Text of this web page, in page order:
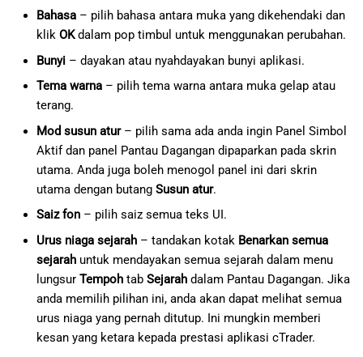
Bahasa– pilih bahasa antara muka yang dikehendaki dan
klik OKdalam pop timbul untuk menggunakan perubahan.
Bunyi– dayakan atau nyahdayakan bunyi aplikasi.
Tema warna– pilih tema warna antara muka gelap atau
terang.
Mod susun atur– pilih sama ada anda ingin Panel Simbol
Aktif dan panel Pantau Dagangan dipaparkan pada skrin
utama. Anda juga boleh menogol panel ini dari skrin
utama dengan butang Susun atur.
Saiz fon– pilih saiz semua teks UI.
Urus niaga sejarah– tandakan kotak Benarkan semua
sejarahuntuk mendayakan semua sejarah dalam menu
lungsur Tempohtab Sejarahdalam Pantau Dagangan. Jika
anda memilih pilihan ini, anda akan dapat melihat semua
urus niaga yang pernah ditutup. Ini mungkin memberi
kesan yang ketara kepada prestasi aplikasi cTrader.